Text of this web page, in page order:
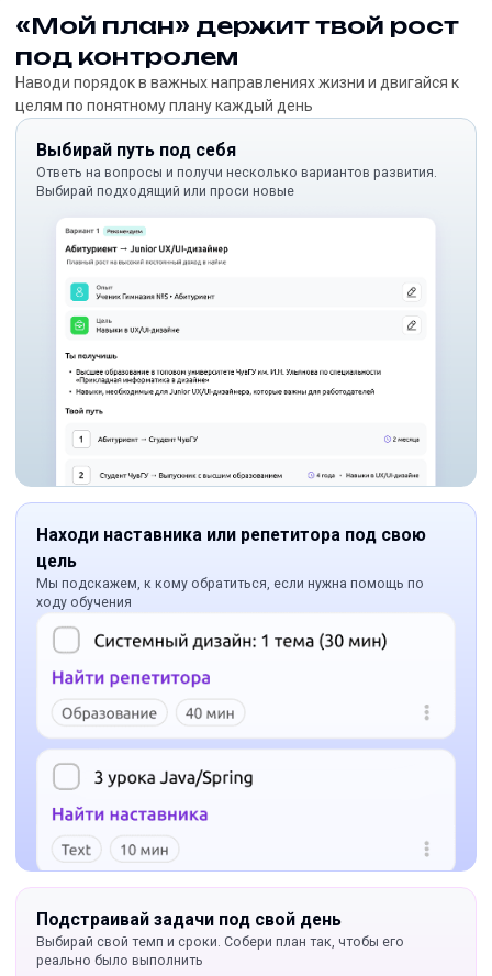
«Мой план» держит твой рост
под контролем
Наводи порядок в важных направлениях жизни и двигайся к
целям по понятному плану каждый день
Выбирай путь под себя
Ответь на вопросы и получи несколько вариантов развития.
Выбирай подходящий или проси новые
Находи наставника или репетитора под свою
цель
Мы подскажем, к кому обратиться, если нужна помощь по
ходу обучения
Подстраивай задачи под свой день
Выбирай свой темп и сроки. Собери план так, чтобы его
реально было выполнить